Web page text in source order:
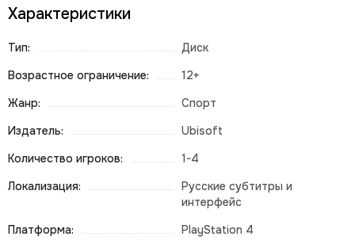
Характеристики
Тип:
Диск
Возрастное ограничение:
12+
Жанр:
Спорт
Издатель:
Ubisoft
Количество игроков:
1-4
Локализация:
Русские субтитры и
интерфейс
Платформа:
PlayStation 4